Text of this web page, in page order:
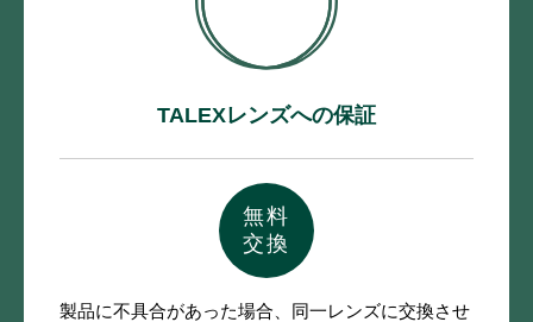
TALEXレンズへの保証
無料
交換
製品に不具合があった場合、
同一レンズに交換させ